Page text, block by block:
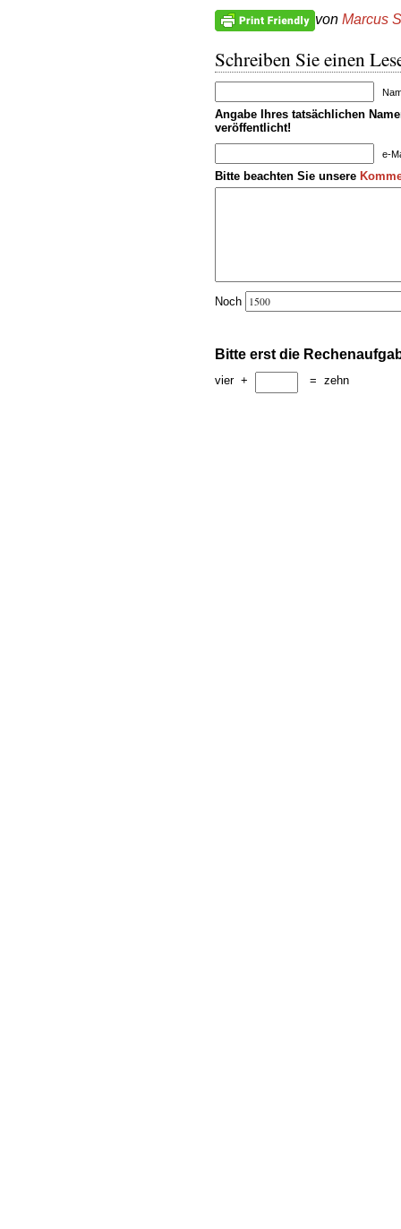
von Marcus
Schreiben Sie einen
Angabe Ihres tatsächlichen
veröffentlicht!
e-
Bitte beachten Sie unsere
Noch
Bitte erst die
vier + = zehn